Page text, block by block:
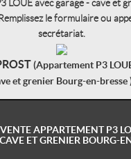
LOUE avec garage - cave et
le formulaire ou
secrétariat.
(Appartement P3
et grenier Bourg-en-bresse
APPARTEMENT P3
ET GRENIER BOURG-